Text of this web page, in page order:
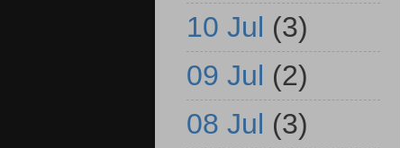
10 Jul (3)
09 Jul (2)
08 Jul (3)